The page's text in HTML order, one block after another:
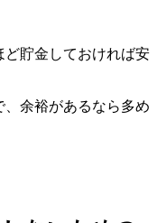
ど貯金しておければ安
余裕があるなら多め